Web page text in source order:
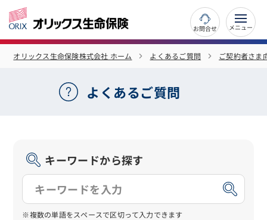
お問合せ
オリックス生命保険株式会社 ホーム よくあるご質問 ご契約者さま
よくあるご質問
キーワードから探す
※複数の単語をスペースで区切って入力できます